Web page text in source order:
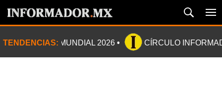
TENDENCIAS: MUNDIAL 2026 CÍRCULO